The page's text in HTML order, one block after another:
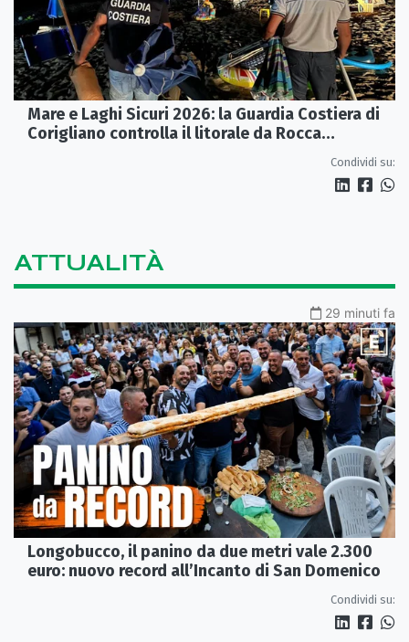
Mare e Laghi Sicuri 2026: la Guardia Costiera di
Corigliano controlla il litorale da Rocca
Condividi su:
ATTUALITÀ
29 minuti fa
Longobucco, il panino da due metri vale 2.300
euro: nuovo record all’Incanto di San Domenico
Condividi su: